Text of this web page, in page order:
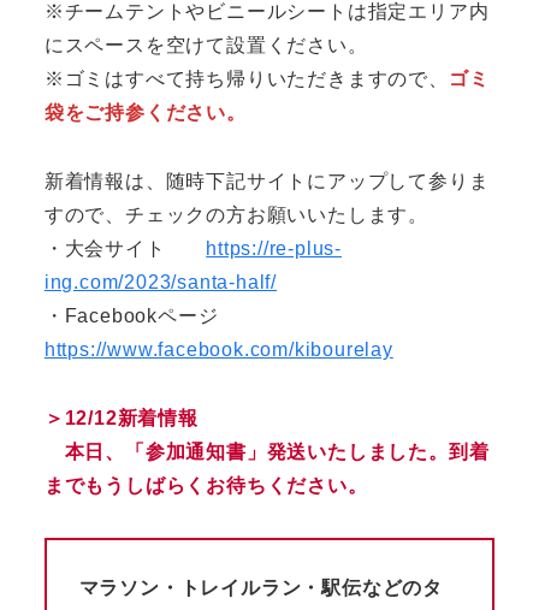
※チームテントやビニールシートは指定エリア内
にスペースを空けて設置ください。
※ ゴミはすべて持ち帰りいただきますので、
ゴミ
袋をご持参ください。
新着情報は、随時下記サイトにアップして参りま
すので、チェックの方お願いいたします。
・大会サイト
https://re-plus-
ing.com/2023/santa-half/
・Facebookページ
https://www.facebook.com/kibourelay
＞12/12新着情報
本日、「参加通知書」発送いたしました。到着
までもうしばらくお待ちください。
マラソン・トレイルラン・駅伝などのタ